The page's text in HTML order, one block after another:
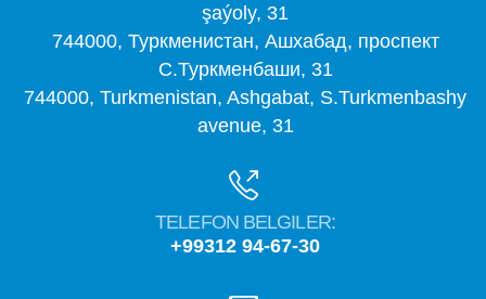
şaýoly, 31
744000, Туркменистан, Ашхабад, проспект
С.Туркменбаши, 31
744000, Turkmenistan, Ashgabat, S.Turkmenbashy
avenue, 31
TELEFON BELGILER:
+99312 94-67-30